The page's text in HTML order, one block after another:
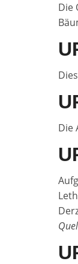
Die
Die